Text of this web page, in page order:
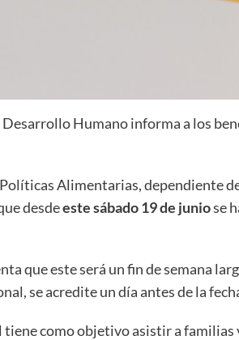
Humano informa a los
Alimentarias, dependiente
desdeeste sábado 19 de juniose
que este será un fin de semana
se acredite un día antes de la
tiene como objetivo asistir a familias